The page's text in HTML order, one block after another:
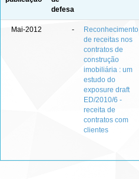
defesa
Mai-2012 -
Reconhecimento
de receitas nos
contratos de
construção
imobiliária : um
estudo do
exposure draft
ED/2010/6 -
receita de
contratos com
clientes